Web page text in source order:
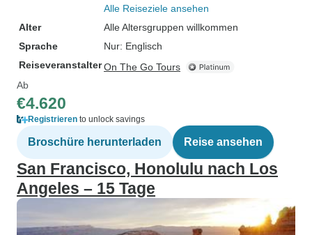
Alle Reiseziele ansehen
Alter
Alle Altersgruppen willkommen
Sprache
Nur: Englisch
ReiseveranstalterOn The Go Tours
Ab
€4.620
Registrieren to unlock savings
Broschüre herunterladen Reise ansehen
San Francisco, Honolulu nach Los
Angeles – 15 Tage